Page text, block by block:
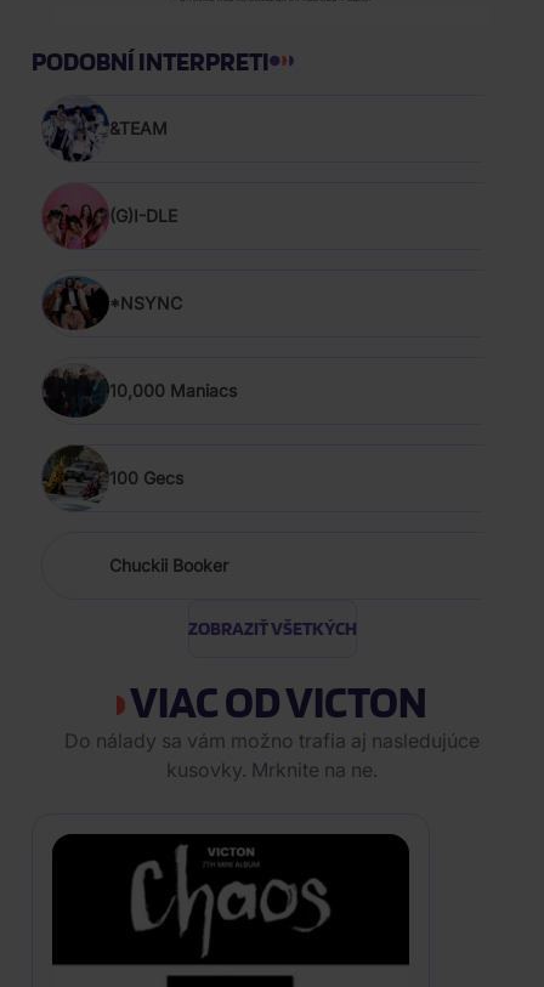
PODOBNÍ INTERPRETI
&TEAM
(G)I-DLE
*NSYNC
10,000 Maniacs
100 Gecs
Chuckii Booker
ZOBRAZIŤ VŠETKÝCH
VIAC OD VICTON
Do nálady sa vám možno trafia aj nasledujúce
kusovky. Mrknite na ne.